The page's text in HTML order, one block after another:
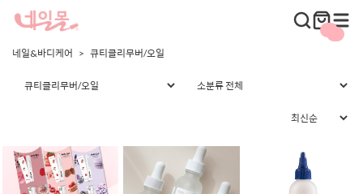
네일&바디케어 큐티클리무버/오일